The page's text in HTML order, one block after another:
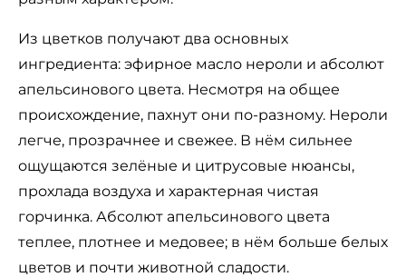
Из цветков получают два основных
ингредиента: эфирное масло нероли и абсолют
апельсинового цвета. Несмотря на общее
происхождение, пахнут они по-разному. Нероли
легче, прозрачнее и свежее. В нём сильнее
ощущаются зелёные и цитрусовые нюансы,
прохлада воздуха и характерная чистая
горчинка. Абсолют апельсинового цвета
теплее, плотнее и медовее; в нём больше белых
цветов и почти животной сладости.